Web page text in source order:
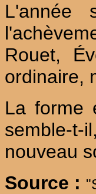
L'année
Rouet,
ordinaire,
La forme
semble-
nouveau
Source :